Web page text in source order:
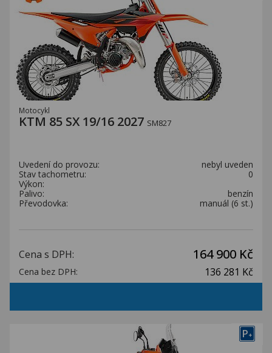
Motocykl
KTM 85 SX 19/16 2027 SM827
Uvedení do provozu:
nebyl uveden
Stav tachometru:
0
Výkon:
Palivo:
benzín
Převodovka:
manuál (6 st.)
Cena s DPH: 164 900 Kč
Cena bez DPH: 136 281 Kč
P+